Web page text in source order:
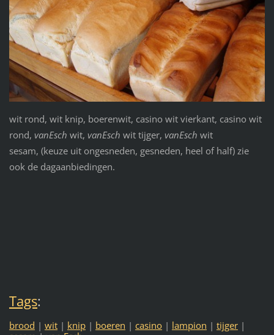
wit rond, wit knip, boerenwit, casino wit vierkant, casino wit
rond, vanEsch wit, vanEsch wit tijger, vanEsch wit
sesam, (keuze uit ongesneden, gesneden, heel of half) zie
ook de dagaanbiedingen.
Tags:
brood | wit | knip | boeren | casino | lampion | tijger |